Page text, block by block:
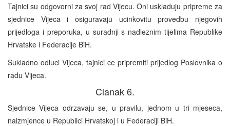
Tajnici su odgovorni za svoj rad Vijecu. Oni uskladuju pripreme za
sjednice Vijeca i osiguravaju ucinkovitu provedbu njegovih
prijedloga i preporuka, u suradnji s nadleznim tijelima Republike
Hrvatske i Federacije BiH.
Sukladno odluci Vijeca, tajnici ce pripremiti prijedlog Poslovnika o
radu Vijeca.
Clanak 6.
Sjednice Vijeca odrzavaju se, u pravilu, jednom u tri mjeseca,
naizmjence u Republici Hrvatskoj i u Federaciji BiH.